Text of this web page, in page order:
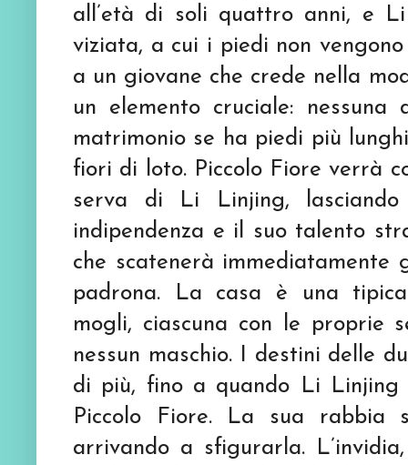
all’età di soli quattro anni, e
viziata, a cui i piedi non
a un giovane che crede nella
un elemento cruciale:
matrimonio se ha piedi più
fiori di loto. Piccolo Fiore verrà
serva di Li Linjing,
indipendenza e il suo talento
che scatenerà
padrona. La casa è una
mogli, ciascuna con le proprie
nessun maschio. I destini delle
di più, fino a quando Li
Piccolo Fiore. La sua rabbia
arrivando a sfigurarla.